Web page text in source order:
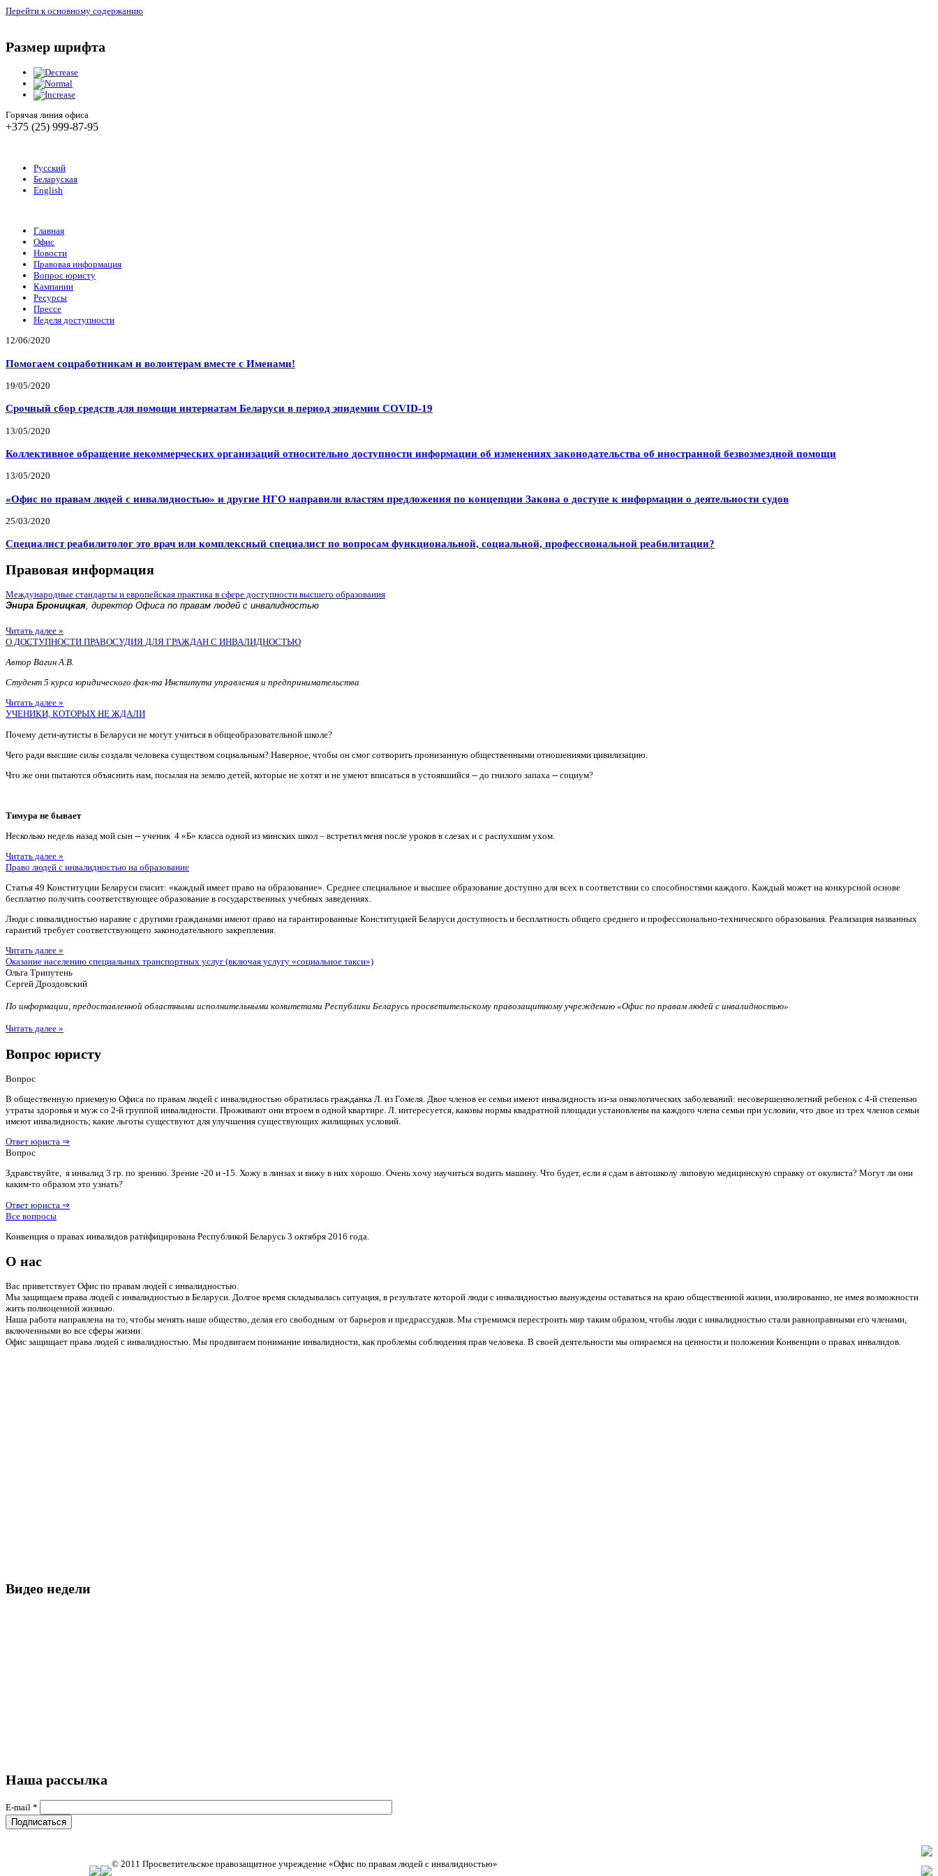
Перейти к основному содержанию
Размер шрифта
Горячая линия офиса
+375 (25) 999-87-95
Русский
Беларуская
English
Главная
Офис
Новости
Правовая информация
Вопрос юристу
Кампании
Ресурсы
Прессе
Неделя доступности
12/06/2020
Помогаем соцработникам и волонтерам вместе с Именами!
19/05/2020
Срочный сбор средств для помощи интернатам Беларуси в период эпидемии COVID-19
13/05/2020
Коллективное обращение некоммерческих организаций относительно доступности информации об изменениях законодательства об иностранной безвозмездной помощи
13/05/2020
«Офис по правам людей с инвалидностью» и другие НГО направили властям предложения по концепции Закона о доступе к информации о деятельности судов
25/03/2020
Специалист реабилитолог это врач или комплексный специалист по вопросам функциональной, социальной, профессиональной реабилитации?
Правовая информация
Международные стандарты и европейская практика в сфере доступности высшего образования
Энира Броницкая, директор Офиса по правам людей с инвалидностью
Читать далее »
О ДОСТУПНОСТИ ПРАВОСУДИЯ ДЛЯ ГРАЖДАН С ИНВАЛИДНОСТЬЮ
Автор Вагин А.В.
Студент 5 курса юридического фак-та Института управления и предпринимательства
Читать далее »
УЧЕНИКИ, КОТОРЫХ НЕ ЖДАЛИ
Почему дети-аутисты в Беларуси не могут учиться в общеобразовательной школе?
Чего ради высшие силы создали человека существом социальным? Наверное, чтобы он смог сотворить пронизанную общественными отношениями цивилизацию.
Что же они пытаются объяснить нам, посылая на землю детей, которые не хотят и не умеют вписаться в устоявшийся -- до гнилого запаха -- социум?
Тимура не бывает
Несколько недель назад мой сын -- ученик 4 «Б» класса одной из минских школ – встретил меня после уроков в слезах и с распухшим ухом.
Читать далее »
Право людей с инвалидностью на образование
Статья 49 Конституции Беларуси гласит: «каждый имеет право на образование». Среднее специальное и высшее образование доступно для всех в соответствии со способностями каждого. Каждый может на конкурсной основе
бесплатно получить соответствующее образование в государственных учебных заведениях.
Люди с инвалидностью наравне с другими гражданами имеют право на гарантированные Конституцией Беларуси доступность и бесплатность общего среднего и профессионально-технического образования. Реализация названных
гарантий требует соответствующего законодательного закрепления.
Читать далее »
Оказание населению специальных транспортных услуг (включая услугу «социальное такси»)
Ольга Трипутень
Сергей Дроздовский
По информации, предоставленной областными исполнительными комитетами Республики Беларусь просветительскому правозащитному учреждению «Офис по правам людей с инвалидностью»
Читать далее »
Вопрос юристу
Вопрос
В общественную приемную Офиса по правам людей с инвалидностью обратилась гражданка Л. из Гомеля. Двое членов ее семьи имеют инвалидность из-за онкологических заболеваний: несовершеннолетний ребенок с 4-й степенью
утраты здоровья и муж со 2-й группой инвалидности. Проживают они втроем в одной квартире. Л. интересуется, каковы нормы квадратной площади установлены на каждого члена семьи при условии, что двое из трех членов семьи
имеют инвалидность; какие льготы существуют для улучшения существующих жилищных условий.
Ответ юриста ⇒
Вопрос
Здравствуйте, я инвалид 3 гр. по зрению. Зрение -20 и -15. Хожу в линзах и вижу в них хорошо. Очень хочу научиться водить машину. Что будет, если я сдам в автошколу липовую медицинскую справку от окулиста? Могут ли они
каким-то образом это узнать?
Ответ юриста ⇒
Все вопросы
Конвенция о правах инвалидов ратифицирована Республикой Беларусь 3 октября 2016 года.
О нас
Вас приветствует Офис по правам людей с инвалидностью.
Мы защищаем права людей с инвалидностью в Беларуси. Долгое время складывалась ситуация, в результате которой люди с инвалидностью вынуждены оставаться на краю общественной жизни, изолированно, не имея возможности
жить полноценной жизнью.
Наша работа направлена на то, чтобы менять наше общество, делая его свободным от барьеров и предрассудков. Мы стремимся перестроить мир таким образом, чтобы люди с инвалидностью стали равноправными его членами,
включенными во все сферы жизни.
Офис защищает права людей с инвалидностью. Мы продвигаем понимание инвалидности, как проблемы соблюдения прав человека. В своей деятельности мы опираемся на ценности и положения Конвенции о правах инвалидов.
Видео недели
Наша рассылка
E-mail *
© 2011 Просветительское правозащитное учреждение «Офис по правам людей с инвалидностью»